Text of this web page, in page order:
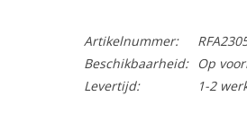
Artikelnummer:
Beschikbaarheid:
Op
Levertijd:
1-2